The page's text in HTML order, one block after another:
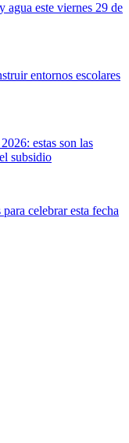
agua este viernes 29 de
entornos escolares
estas son las
subsidio
celebrar esta fecha